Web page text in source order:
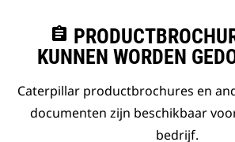
assignment
KUNNEN WORDEN
Caterpillar productbrochures en
documenten zijn beschikbaar
bedrijf.